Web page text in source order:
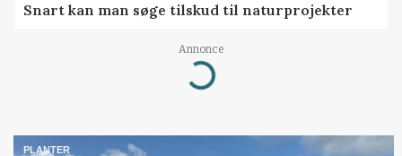
Snart kan man søge tilskud til naturprojekter
Annonce
Loading...
PLANTER